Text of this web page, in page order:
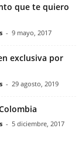
que te quiero
- 9 mayo, 2017
exclusiva por
- 29 agosto, 2019
- 5 diciembre, 2017